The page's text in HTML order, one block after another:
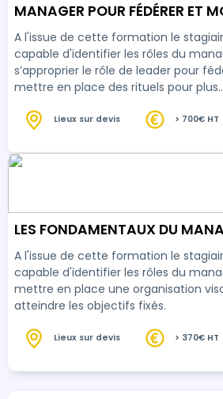
MANAGER POUR FÉDÉRER ET
A l'issue de cette formation le
capable d'identifier les rôles du
s’approprier le rôle de leader pour
mettre en place des rituels pour plus
Lieux sur devis > 700€ HT
LES FONDAMENTAUX DU
A l'issue de cette formation le
capable d'identifier les rôles du
mettre en place une organisation
atteindre les objectifs fixés.
Lieux sur devis > 370€ HT